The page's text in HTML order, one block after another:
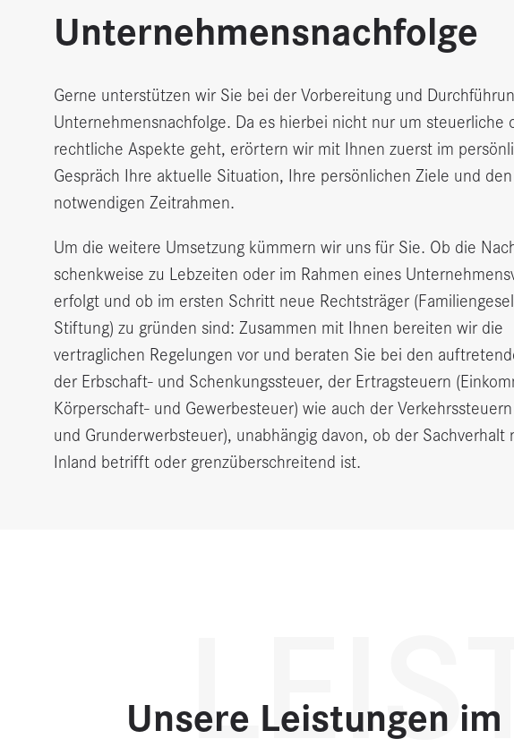
Unternehmensnachfolge
Gerne unterstützen wir Sie bei der Vorbereitung und
Unternehmensnachfolge. Da es hierbei nicht nur um steuerliche
rechtliche Aspekte geht, erörtern wir mit Ihnen zuerst im
Gespräch Ihre aktuelle Situation, Ihre persönlichen Ziele und
notwendigen Zeitrahmen.
Um die weitere Umsetzung kümmern wir uns für Sie. Ob die
schenkweise zu Lebzeiten oder im Rahmen eines
erfolgt und ob im ersten Schritt neue Rechtsträger
Stiftung) zu gründen sind: Zusammen mit Ihnen bereiten wir die
vertraglichen Regelungen vor und beraten Sie bei den
der Erbschaft- und Schenkungssteuer, der Ertragsteuern
Körperschaft- und Gewerbesteuer) wie auch der
und Grunderwerbsteuer), unabhängig davon, ob der Sachverhalt
Inland betrifft oder grenzüberschreitend ist.
Unsere Leistungen